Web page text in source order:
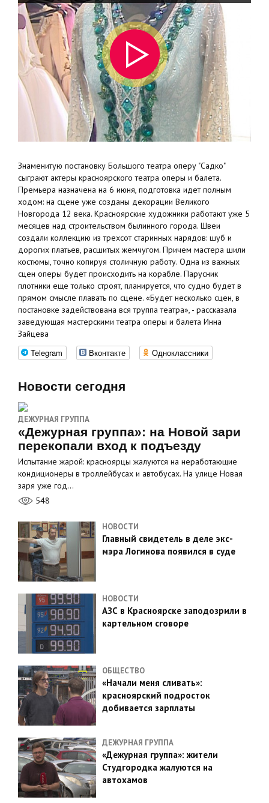
Знаменитую постановку Большого театра оперу "Садко"
сыграют актеры красноярского театра оперы и балета.
Премьера назначена на 6 июня, подготовка идет полным
ходом: на сцене уже созданы декорации Великого
Новгорода 12 века. Красноярские художники работают уже 5
месяцев над строительством былинного города. Швеи
создали коллекцию из трехсот старинных нарядов: шуб и
дорогих платьев, расшитых жемчугом. Причем мастера шили
костюмы, точно копируя столичную работу. Одна из важных
сцен оперы будет происходить на корабле. Парусник
плотники еще только строят, планируется, что судно будет в
прямом смысле плавать по сцене. «Будет несколько сцен, в
постановке задействована вся труппа театра», - рассказала
заведующая мастерскими театра оперы и балета Инна
Зайцева
Telegram Вконтакте Одноклассники
Новости сегодня
ДЕЖУРНАЯ ГРУППА
«Дежурная группа»: на Новой зари
перекопали вход к подъезду
Испытание жарой: красноярцы жалуются на неработающие
кондиционеры в троллейбусах и автобусах. На улице Новая
заря уже год…
548
НОВОСТИ
Главный свидетель в деле экс-
мэра Логинова появился в суде
НОВОСТИ
АЗС в Красноярске заподозрили в
картельном сговоре
ОБЩЕСТВО
«Начали меня сливать»:
красноярский подросток
добивается зарплаты
ДЕЖУРНАЯ ГРУППА
«Дежурная группа»: жители
Студгородка жалуются на
автохамов